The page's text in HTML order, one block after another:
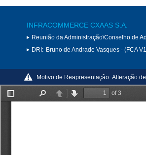
INFRACOMMERCE CXAAS S.A.
Reunião da Administração\Conselho de
DRI: Bruno de Andrade Vasques - (FCA
Motivo de Reapresentação: Alteração